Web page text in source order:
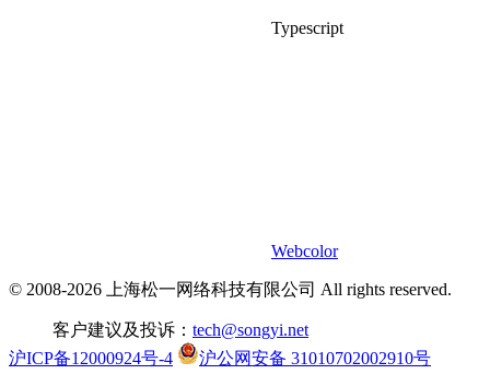
Typescript
Webcolor
© 2008-2026 上海松一网络科技有限公司 All rights reserved.
客户建议及投诉： tech@songyi.net
沪ICP备12000924号-4
沪公网安备 31010702002910号